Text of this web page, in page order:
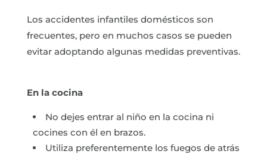
Los accidentes infantiles domésticos son
frecuentes, pero en muchos casos se pueden
evitar adoptando algunas medidas preventivas.
En la cocina
No dejes entrar al niño en la cocina ni
cocines con él en brazos.
Utiliza preferentemente los fuegos de atrás